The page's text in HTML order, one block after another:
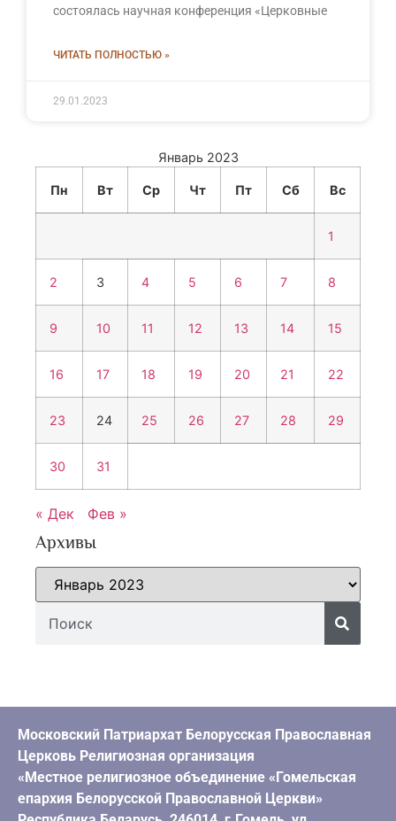
состоялась научная конференция «Церковные
ЧИТАТЬ ПОЛНОСТЬЮ »
29.01.2023
Январь 2023
Пн Вт Ср Чт Пт Сб Вс
1
2 3 4 5 6 7 8
9 10 11 12 13 14 15
16 17 18 19 20 21 22
23 24 25 26 27 28 29
30 31
« Дек Фев »
Архивы
Московский Патриархат Белорусская Православная
Церковь Религиозная организация
«Местное религиозное объединение «Гомельская
епархия Белорусской Православной Церкви»